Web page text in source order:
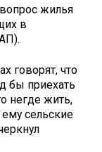
жилья
в
говорят, что
бы приехать
негде жить,
сельские